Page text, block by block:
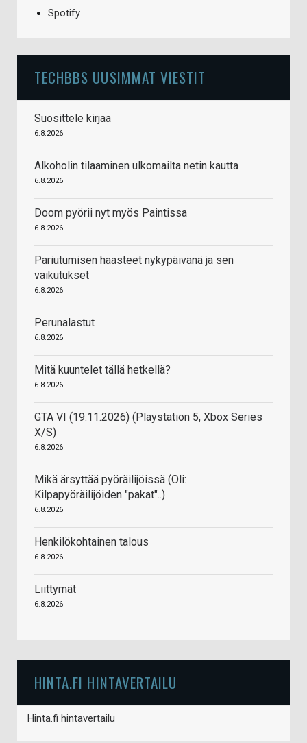
Spotify
TECHBBS UUSIMMAT VIESTIT
Suosittele kirjaa
6.8.2026
Alkoholin tilaaminen ulkomailta netin kautta
6.8.2026
Doom pyörii nyt myös Paintissa
6.8.2026
Pariutumisen haasteet nykypäivänä ja sen
vaikutukset
6.8.2026
Perunalastut
6.8.2026
Mitä kuuntelet tällä hetkellä?
6.8.2026
GTA VI (19.11.2026) (Playstation 5, Xbox Series
X/S)
6.8.2026
Mikä ärsyttää pyöräilijöissä (Oli:
Kilpapyöräilijöiden "pakat"..)
6.8.2026
Henkilökohtainen talous
6.8.2026
Liittymät
6.8.2026
HINTA.FI HINTAVERTAILU
Hinta.fi hintavertailu